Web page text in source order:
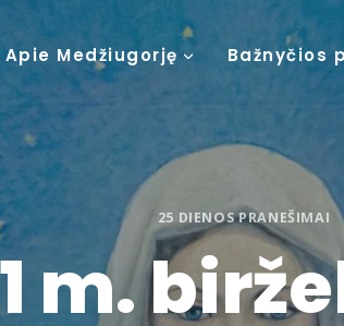
Apie Medžiugorję Bažnyčios
25 DIENOS PRANEŠIMAI
m.